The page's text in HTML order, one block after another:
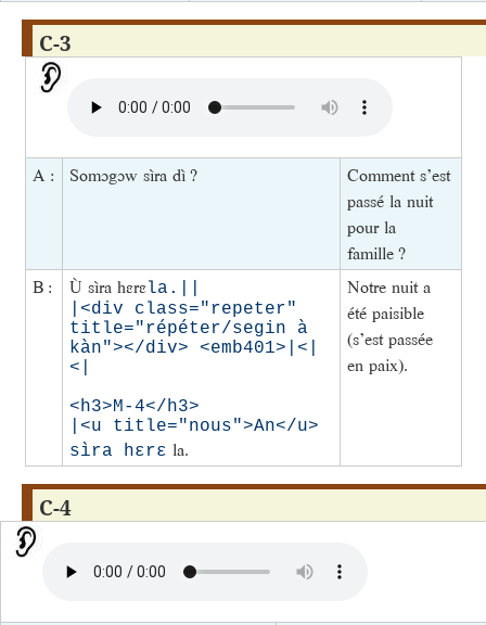
C-3
A : Somɔgɔw sìra dì ?
Comment s’est
passé la nuit
pour la
famille ?
B :
Ù sìra hɛrɛla.||
|<div class="repeter"
title="répéter/segin à
kàn"></div> <emb401>|<|
<|
<h3>M-4</h3>
|<u title="nous">An</u>
sìra hɛrɛ la.
Notre nuit a
été paisible
(s’est passée
en paix).
C-4